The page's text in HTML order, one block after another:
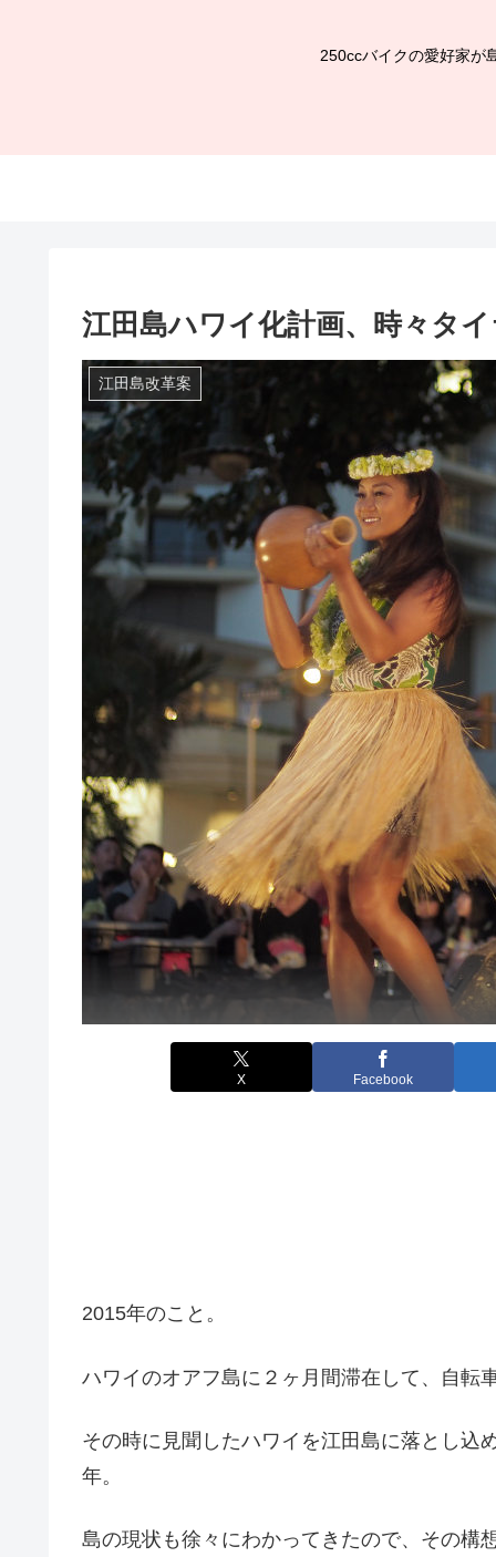
250ccバイクの愛好家が
江田島ハワイ化計画、時々タ
江田島改革案
X Facebook
2015年のこと。
ハワイのオアフ島に２ヶ月間滞在して、自転
その時に見聞したハワイを江田島に落とし込
年。
島の現状も徐々にわかってきたので、その構